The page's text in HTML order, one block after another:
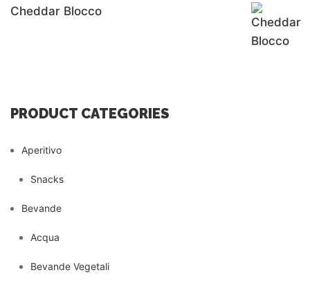
Cheddar Blocco
PRODUCT CATEGORIES
Aperitivo
Snacks
Bevande
Acqua
Bevande Vegetali